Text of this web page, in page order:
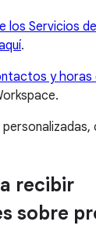
los Servicios
.
y horas
recibir
sobre